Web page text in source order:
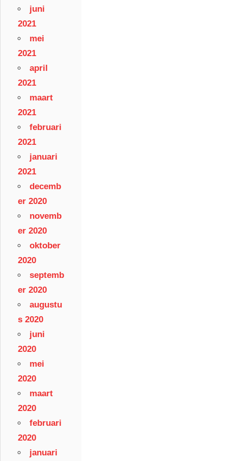
juni
2021
mei
2021
april
2021
maart
2021
februari
2021
januari
2021
decemb
er 2020
novemb
er 2020
oktober
2020
septemb
er 2020
augustu
s 2020
juni
2020
mei
2020
maart
2020
februari
2020
januari